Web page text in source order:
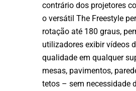
contrário dos projetores
o versátil The Freestyle
rotação até 180 graus,
utilizadores exibir vídeos
qualidade em qualquer
mesas, pavimentos,
tetos – sem necessidade